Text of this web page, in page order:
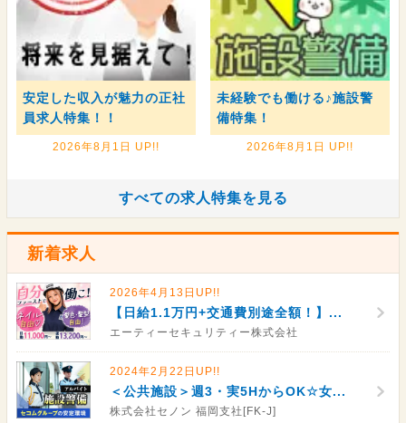
安定した収入が魅力の正社
員求人特集！！
2026年8月1日 UP!!
未経験でも働ける♪施設警
備特集！
2026年8月1日 UP!!
すべての求人特集を見る
新着求人
2026年4月13日UP!!
【日給1.1万円+交通費別途全額！】...
エーティーセキュリティー株式会社
2024年2月22日UP!!
＜公共施設＞週3・実5HからOK☆女...
株式会社セノン 福岡支社[FK-J]